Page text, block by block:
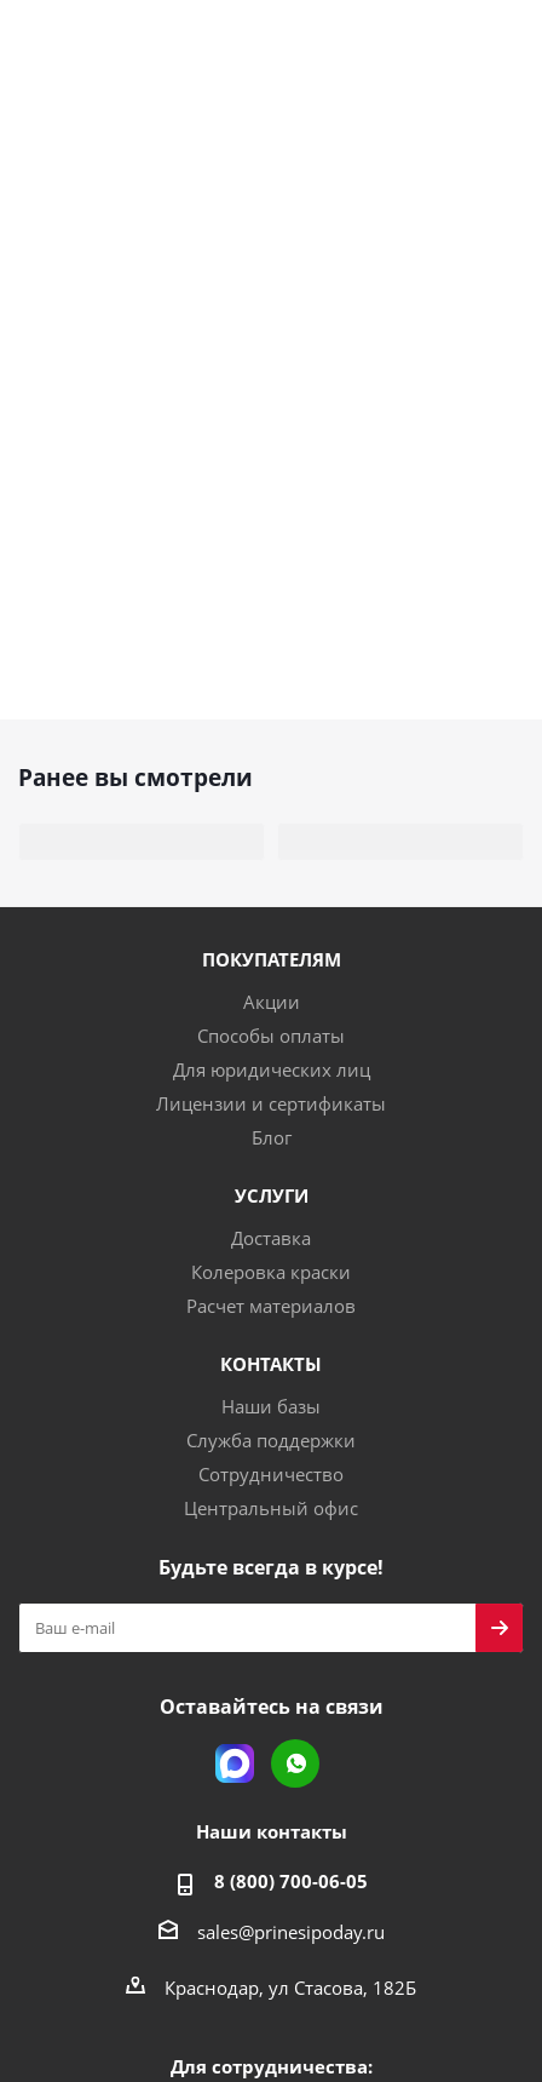
Ранее вы смотрели
ПОКУПАТЕЛЯМ
Акции
Способы оплаты
Для юридических лиц
Лицензии и сертификаты
Блог
УСЛУГИ
Доставка
Колеровка краски
Расчет материалов
КОНТАКТЫ
Наши базы
Служба поддержки
Сотрудничество
Центральный офис
Будьте всегда в курсе!
Оставайтесь на связи
Наши контакты
8 (800) 700-06-05
sales@prinesipoday.ru
Краснодар, ул Стасова, 182Б
Для сотрудничества: